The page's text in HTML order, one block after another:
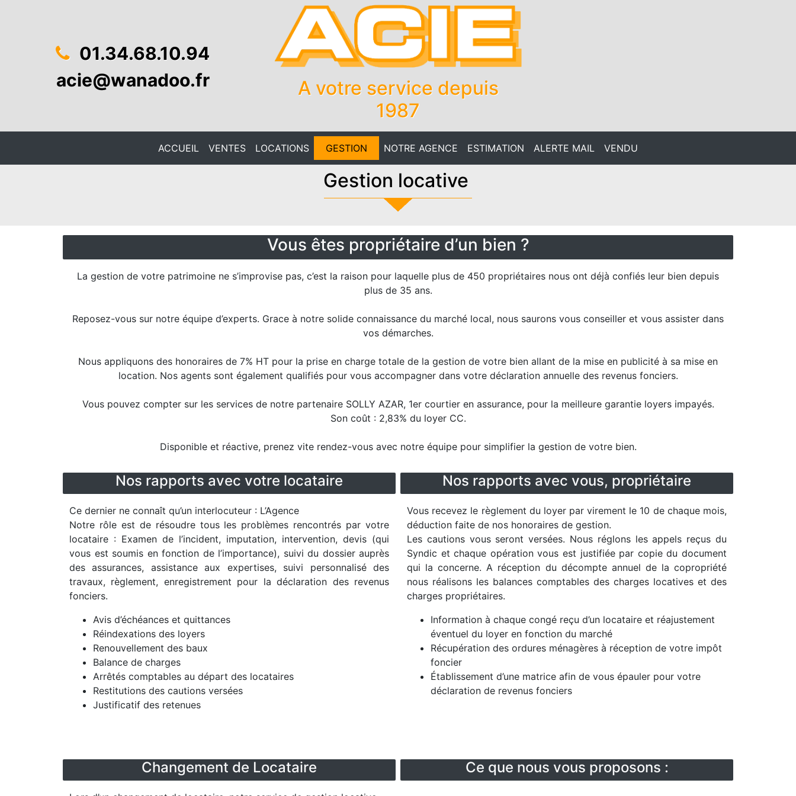
01.34.68.10.94
acie@wanadoo.fr
A votre service depuis
1987
ACCUEIL VENTES LOCATIONS GESTION NOTRE AGENCE ESTIMATION ALERTE MAIL VENDU
Gestion locative
Vous êtes propriétaire d’un bien ?
La gestion de votre patrimoine ne s’improvise pas, c’est la raison pour laquelle plus de 450 propriétaires nous ont déjà confiés leur bien depuis
plus de 35 ans.
Reposez-vous sur notre équipe d’experts. Grace à notre solide connaissance du marché local, nous saurons vous conseiller et vous assister dans
vos démarches.
Nous appliquons des honoraires de 7% HT pour la prise en charge totale de la gestion de votre bien allant de la mise en publicité à sa mise en
location. Nos agents sont également qualifiés pour vous accompagner dans votre déclaration annuelle des revenus fonciers.
Vous pouvez compter sur les services de notre partenaire SOLLY AZAR, 1er courtier en assurance, pour la meilleure garantie loyers impayés.
Son coût : 2,83% du loyer CC.
Disponible et réactive, prenez vite rendez-vous avec notre équipe pour simplifier la gestion de votre bien.
Nos rapports avec votre locataire
Ce dernier ne connaît qu’un interlocuteur : L’Agence
Notre rôle est de résoudre tous les problèmes rencontrés par votre
locataire : Examen de l’incident, imputation, intervention, devis (qui
vous est soumis en fonction de l’importance), suivi du dossier auprès
des assurances, assistance aux expertises, suivi personnalisé des
travaux, règlement, enregistrement pour la déclaration des revenus
fonciers.
Avis d’échéances et quittances
Réindexations des loyers
Renouvellement des baux
Balance de charges
Arrêtés comptables au départ des locataires
Restitutions des cautions versées
Justificatif des retenues
Nos rapports avec vous, propriétaire
Vous recevez le règlement du loyer par virement le 10 de chaque mois,
déduction faite de nos honoraires de gestion.
Les cautions vous seront versées. Nous réglons les appels reçus du
Syndic et chaque opération vous est justifiée par copie du document
qui la concerne. A réception du décompte annuel de la copropriété
nous réalisons les balances comptables des charges locatives et des
charges propriétaires.
Information à chaque congé reçu d’un locataire et réajustement
éventuel du loyer en fonction du marché
Récupération des ordures ménagères à réception de votre impôt
foncier
Établissement d’une matrice afin de vous épauler pour votre
déclaration de revenus fonciers
Changement de Locataire Ce que nous vous proposons :